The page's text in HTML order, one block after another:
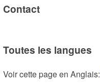
Contact
Toutes les langues
Voir cette page en Anglais: